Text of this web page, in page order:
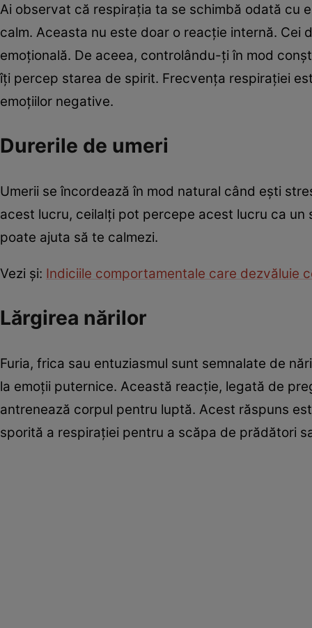
Ai observat că respirația ta se schimbă odată cu
calm. Aceasta nu este doar o reacție internă.
emoțională. De aceea, controlându-ți în mod
îţi percep starea de spirit. Frecvenţa respiraţiei
emoţiilor negative.
Durerile de umeri
Umerii se încordează în mod natural când ești
acest lucru, ceilalţi pot percepe acest lucru ca un
poate ajuta să te calmezi.
Vezi şi: Indiciile comportamentale care dezvăluie
Lărgirea nărilor
Furia, frica sau entuziasmul sunt semnalate de
la emoții puternice. Această reacție, legată de
antrenează corpul pentru luptă. Acest răspuns
sporită a respirației pentru a scăpa de prădători